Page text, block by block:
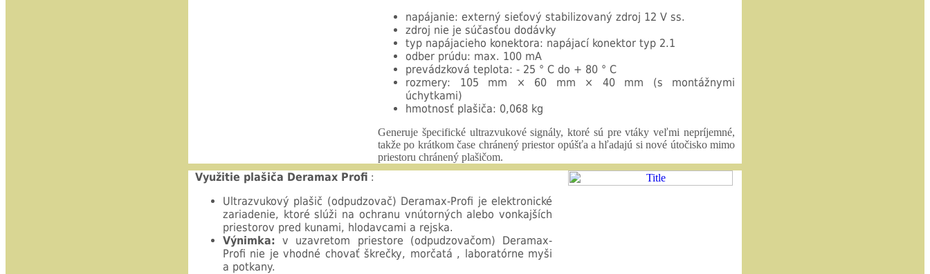
napájanie: externý sieťový stabilizovaný zdroj 12 V ss.
zdroj nie je súčasťou dodávky
typ napájacieho konektora: napájací konektor typ 2.1
odber prúdu: max. 100 mA
prevádzková teplota: - 25 ° C do + 80 ° C
rozmery: 105 mm × 60 mm × 40 mm (s montážnymi
úchytkami)
hmotnosť plašiča: 0,068 kg
Generuje špecifické ultrazvukové signály, ktoré sú pre vtáky veľmi nepríjemné,
takže po krátkom čase chránený priestor opúšťa a hľadajú si nové útočisko mimo
priestoru chránený plašičom.
Využitie plašiča Deramax Profi :
Ultrazvukový plašič (odpudzovač) Deramax-Profi je elektronické
zariadenie, ktoré slúži na ochranu vnútorných alebo vonkajších
priestorov pred kunami, hlodavcami a rejska.
Výnimka: v uzavretom priestore (odpudzovačom) Deramax-
Profi nie je vhodné chovať škrečky, morčatá , laboratórne myši
a potkany.